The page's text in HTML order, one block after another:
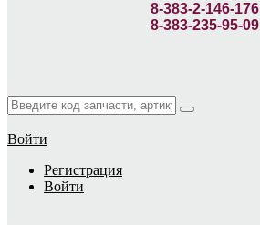
8-383-2-146-176
8-383-235-95-09
Войти
Регистрация
Войти